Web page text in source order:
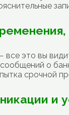
все это вы
о
срочной
и